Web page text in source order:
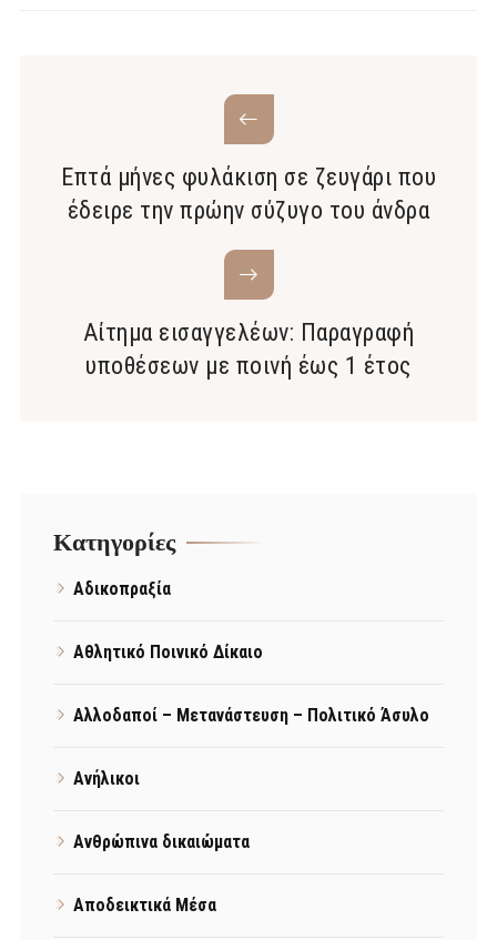
Επτά μήνες φυλάκιση σε ζευγάρι που
έδειρε την πρώην σύζυγο του άνδρα
Αίτημα εισαγγελέων: Παραγραφή
υποθέσεων με ποινή έως 1 έτος
Kατηγορίες
Αδικοπραξία
Αθλητικό Ποινικό Δίκαιο
Αλλοδαποί – Μετανάστευση – Πολιτικό Άσυλο
Ανήλικοι
Ανθρώπινα δικαιώματα
Αποδεικτικά Μέσα